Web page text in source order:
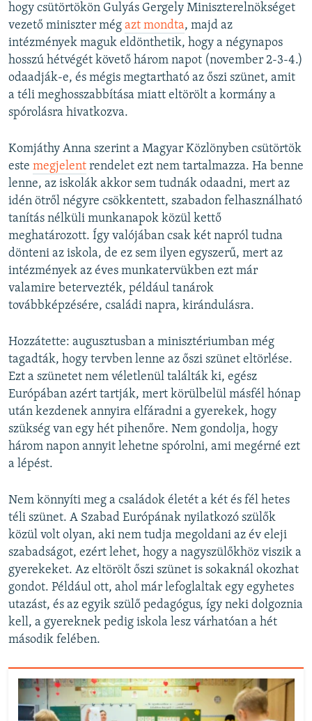
hogy csütörtökön Gulyás Gergely Miniszterelnökséget
vezető miniszter még azt mondta, majd az
intézmények maguk eldönthetik, hogy a négynapos
hosszú hétvégét követő három napot (november 2-3-4.)
odaadják-e, és mégis megtartható az őszi szünet, amit
a téli meghosszabbítása miatt eltörölt a kormány a
spórolásra hivatkozva.
Komjáthy Anna szerint a Magyar Közlönyben csütörtök
este megjelent rendelet ezt nem tartalmazza. Ha benne
lenne, az iskolák akkor sem tudnák odaadni, mert az
idén ötről négyre csökkentett, szabadon felhasználható
tanítás nélküli munkanapok közül kettő
meghatározott. Így valójában csak két napról tudna
dönteni az iskola, de ez sem ilyen egyszerű, mert az
intézmények az éves munkatervükben ezt már
valamire betervezték, például tanárok
továbbképzésére, családi napra, kirándulásra.
Hozzátette: augusztusban a minisztériumban még
tagadták, hogy tervben lenne az őszi szünet eltörlése.
Ezt a szünetet nem véletlenül találták ki, egész
Európában azért tartják, mert körülbelül másfél hónap
után kezdenek annyira elfáradni a gyerekek, hogy
szükség van egy hét pihenőre. Nem gondolja, hogy
három napon annyit lehetne spórolni, ami megérné ezt
a lépést.
Nem könnyíti meg a családok életét a két és fél hetes
téli szünet. A Szabad Európának nyilatkozó szülők
közül volt olyan, aki nem tudja megoldani az év eleji
szabadságot, ezért lehet, hogy a nagyszülőkhöz viszik a
gyerekeket. Az eltörölt őszi szünet is sokaknál okozhat
gondot. Például ott, ahol már lefoglaltak egy egyhetes
utazást, és az egyik szülő pedagógus, így neki dolgoznia
kell, a gyereknek pedig iskola lesz várhatóan a hét
második felében.